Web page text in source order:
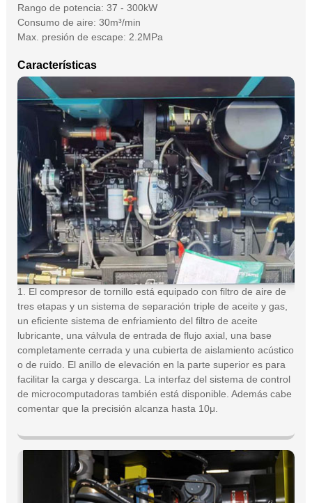
Rango de potencia: 37 - 300kW
Consumo de aire: 30m³/min
Max. presión de escape: 2.2MPa
Características
1. El compresor de tornillo está equipado con filtro de aire de
tres etapas y un sistema de separación triple de aceite y gas,
un eficiente sistema de enfriamiento del filtro de aceite
lubricante, una válvula de entrada de flujo axial, una base
completamente cerrada y una cubierta de aislamiento acústico
o de ruido. El anillo de elevación en la parte superior es para
facilitar la carga y descarga. La interfaz del sistema de control
de microcomputadoras también está disponible. Además cabe
comentar que la precisión alcanza hasta 10μ.